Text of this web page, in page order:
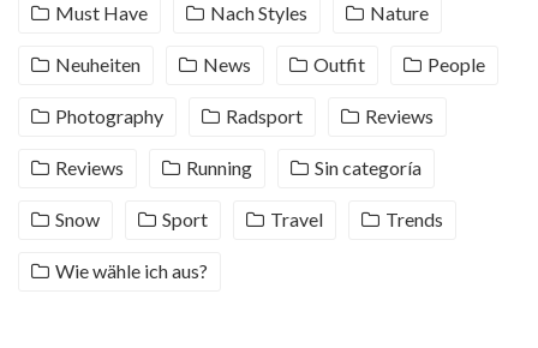
Must Have Nach Styles Nature
Neuheiten News Outfit People
Photography Radsport Reviews
Reviews Running Sin categoría
Snow Sport Travel Trends
Wie wähle ich aus?